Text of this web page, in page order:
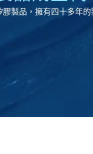
製品，擁有四十多年的